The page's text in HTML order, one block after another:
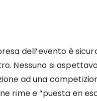
dell’evento è
Nessuno si
ad una
rime e “puesta en